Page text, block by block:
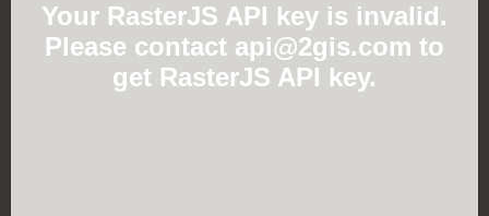
Your RasterJS API key is invalid.
Please contact api@2gis.com to
get RasterJS API key.